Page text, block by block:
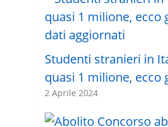
Studenti stranieri in
quasi 1 milione,
2 Aprile 2024